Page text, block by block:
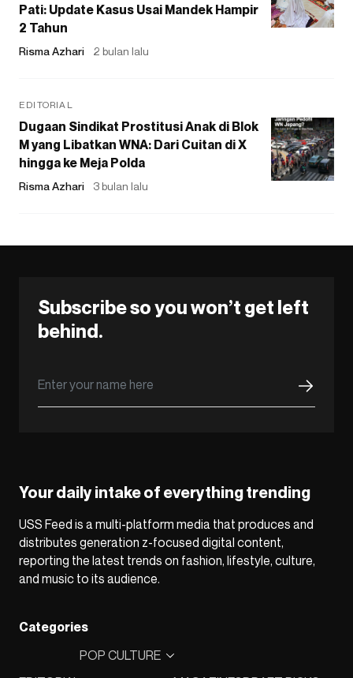
Pati: Update Kasus Usai Mandek Hampir
2 Tahun
Risma Azhari 2 bulan lalu
EDITORIAL
Dugaan Sindikat Prostitusi Anak di Blok
M yang Libatkan WNA: Dari Cuitan di X
hingga ke Meja Polda
Risma Azhari 3 bulan lalu
Subscribe so you won’t get left
behind.
Your daily intake of everything trending
USS Feed is a multi-platform media that produces and
distributes generation z-focused digital content,
reporting the latest trends on fashion, lifestyle, culture,
and music to its audience.
Categories
POP CULTURE